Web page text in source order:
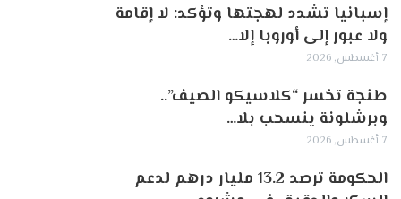
إسبانيا تشدد لهجتها وتؤكد: لا إقامة
ولا عبور إلى أوروبا إلا…
7 أغسطس, 2026
طنجة تخسر “كلاسيكو الصيف”..
وبرشلونة ينسحب بلا…
7 أغسطس, 2026
الحكومة ترصد 13.2 مليار درهم لدعم